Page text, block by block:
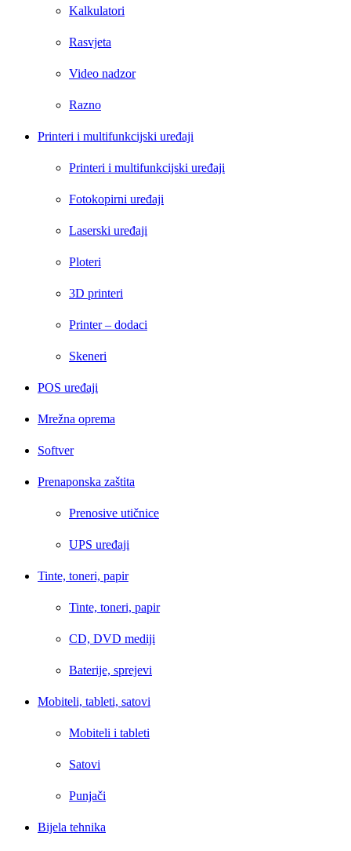
Kalkulatori
Rasvjeta
Video nadzor
Razno
Printeri i multifunkcijski uređaji
Printeri i multifunkcijski uređaji
Fotokopirni uređaji
Laserski uređaji
Ploteri
3D printeri
Printer – dodaci
Skeneri
POS uređaji
Mrežna oprema
Softver
Prenaponska zaštita
Prenosive utičnice
UPS uređaji
Tinte, toneri, papir
Tinte, toneri, papir
CD, DVD mediji
Baterije, sprejevi
Mobiteli, tableti, satovi
Mobiteli i tableti
Satovi
Punjači
Bijela tehnika